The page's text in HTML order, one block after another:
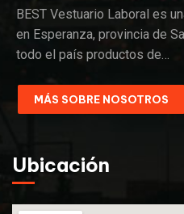
BEST Vestuario Laboral es
en Esperanza, provincia de
todo el país productos de…
MÁS SOBRE NOSOTROS
Ubicación